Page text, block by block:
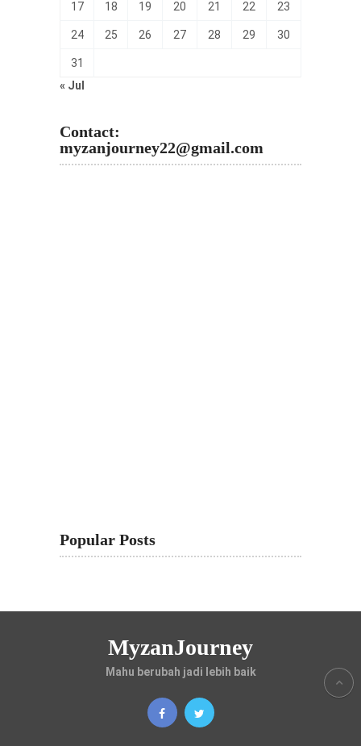
17 18 19 20 21 22 23
24 25 26 27 28 29 30
31
« Jul
Contact:
myzanjourney22@gmail.com
Popular Posts
MyzanJourney
Mahu berubah jadi lebih baik